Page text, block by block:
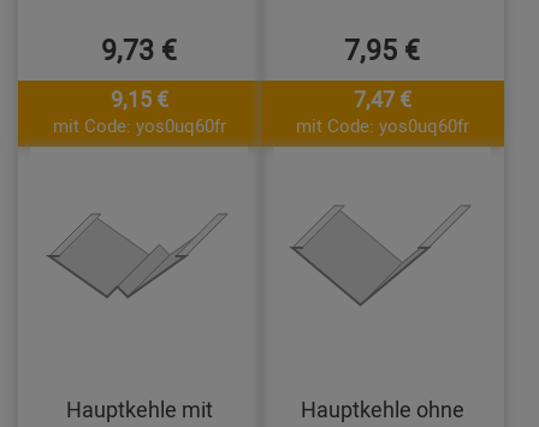
9,73 €
9,15 €
mit Code: yos0uq60fr
7,95 €
7,47 €
mit Code: yos0uq60fr
Hauptkehle mit
Hauptkehle ohne